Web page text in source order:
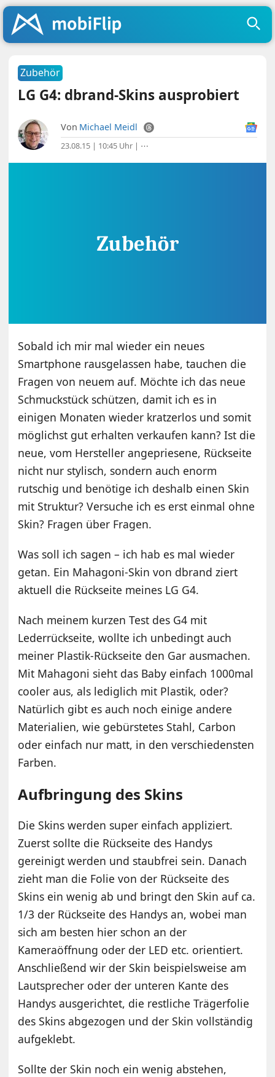
Zubehör
LG G4: dbrand-Skins ausprobiert
Von Michael Meidl
23.08.15 | 10:45 Uhr | ⋯
Sobald ich mir mal wieder ein neues
Smartphone rausgelassen habe, tauchen die
Fragen von neuem auf. Möchte ich das neue
Schmuckstück schützen, damit ich es in
einigen Monaten wieder kratzerlos und somit
möglichst gut erhalten verkaufen kann? Ist die
neue, vom Hersteller angepriesene, Rückseite
nicht nur stylisch, sondern auch enorm
rutschig und benötige ich deshalb einen Skin
mit Struktur? Versuche ich es erst einmal ohne
Skin? Fragen über Fragen.
Was soll ich sagen – ich hab es mal wieder
getan. Ein Mahagoni-Skin von dbrand ziert
aktuell die Rückseite meines LG G4.
Nach meinem kurzen Test des G4 mit
Lederrückseite, wollte ich unbedingt auch
meiner Plastik-Rückseite den Gar ausmachen.
Mit Mahagoni sieht das Baby einfach 1000mal
cooler aus, als lediglich mit Plastik, oder?
Natürlich gibt es auch noch einige andere
Materialien, wie gebürstetes Stahl, Carbon
oder einfach nur matt, in den verschiedensten
Farben.
Aufbringung des Skins
Die Skins werden super einfach appliziert.
Zuerst sollte die Rückseite des Handys
gereinigt werden und staubfrei sein. Danach
zieht man die Folie von der Rückseite des
Skins ein wenig ab und bringt den Skin auf ca.
1/3 der Rückseite des Handys an, wobei man
sich am besten hier schon an der
Kameraöffnung oder der LED etc. orientiert.
Anschließend wir der Skin beispielsweise am
Lautsprecher oder der unteren Kante des
Handys ausgerichtet, die restliche Trägerfolie
des Skins abgezogen und der Skin vollständig
aufgeklebt.
Sollte der Skin noch ein wenig abstehen,